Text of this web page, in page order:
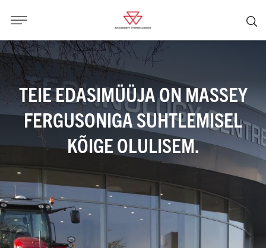
TEIE EDASIMÜÜJA ON MASSEY
FERGUSONIGA SUHTLEMISEL
KÕIGE OLULISEM.